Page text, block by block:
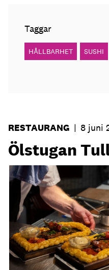
Taggar
HÅLLBARHET SUSHI
RESTAURANG | 8 juni
Ölstugan